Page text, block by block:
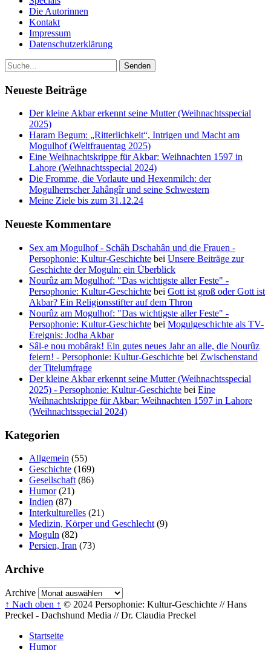
Die Autorinnen
Kontakt
Impressum
Datenschutzerklärung
Neueste Beiträge
Der kleine Akbar erkennt seine Mutter (Weihnachtsspecial
2025)
Haram Begum: „Ritterlichkeit“, Intrigen und Macht am
Mogulhof (Weltfrauentag 2025)
Eine Weihnachtskrippe für Akbar: Weihnachten 1597 in
Lahore (Weihnachtsspecial 2024)
Die Fromme, die Vorlaute und Hexenmilch: der
Mogulherrscher Jahângîr und seine Schwestern
Meine Ziele bis zum 31.12.24
Neueste Kommentare
Sex am Mogulhof - Schâh Dschahân und die Frauen -
Persophonie: Kultur-Geschichte bei Unsere Beiträge zur
Geschichte der Moguln: ein Überblick
Nourûz am Mogulhof: "Das wichtigste aller Feste" -
Persophonie: Kultur-Geschichte bei Gott ist groß oder Gott ist
Akbar? Ein Religionsstifter auf dem Thron
Nourûz am Mogulhof: "Das wichtigste aller Feste" -
Persophonie: Kultur-Geschichte bei Mogulgeschichte als TV-
Ereignis: Jodha Akbar
Sâl-e nou mobârak! Ein gutes neues Jahr an alle, die Nourûz
feiern! - Persophonie: Kultur-Geschichte bei Zwischenstand
der Titelumfrage
Der kleine Akbar erkennt seine Mutter (Weihnachtsspecial
2025) - Persophonie: Kultur-Geschichte bei Eine
Weihnachtskrippe für Akbar: Weihnachten 1597 in Lahore
(Weihnachtsspecial 2024)
Kategorien
Allgemein (55)
Geschichte (169)
Gesellschaft (86)
Humor(21)
Indien (87)
Interkulturelles (21)
Medizin, Körper und Geschlecht (9)
Moguln (82)
Persien, Iran (73)
Archive
Archive
↑ Nach oben ↑ © 2024 Persophonie: Kultur-Geschichte // Hans
Preckel - Dachshund Media // Dr. Claudia Preckel
Startseite
Humor